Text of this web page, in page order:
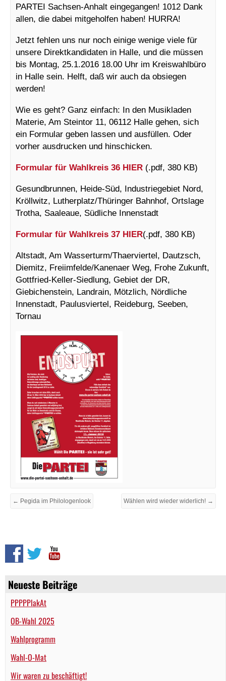
Neueste Beiträge
PPPPPlakAt
OB-Wahl 2025
Wahlprogramm
Wahl-O-Mat
Wir waren zu beschäftigt!
PARTEI Sachsen-Anhalt eingegangen! 1012 Dank
allen, die dabei mitgeholfen haben! HURRA!
Jetzt fehlen uns nur noch einige wenige viele für
unsere Direktkandidaten in Halle, und die müssen
bis Montag, 25.1.2016 18.00 Uhr im Kreiswahlbüro
in Halle sein. Helft, daß wir auch da obsiegen
werden!
Wie es geht? Ganz einfach: In den Musikladen
Materie, Am Steintor 11, 06112 Halle gehen, sich
ein Formular geben lassen und ausfüllen. Oder
vorher ausdrucken und hinschicken.
Formular für Wahlkreis 36 HIER (.pdf, 380 KB)
Gesundbrunnen, Heide-Süd, Industriegebiet Nord,
Kröllwitz, Lutherplatz/Thüringer Bahnhof, Ortslage
Trotha, Saaleaue, Südliche Innenstadt
Formular für Wahlkreis 37 HIER(.pdf, 380 KB)
Altstadt, Am Wasserturm/Thaerviertel, Dautzsch,
Diemitz, Freiimfelde/Kanenaer Weg, Frohe Zukunft,
Gottfried-Keller-Siedlung, Gebiet der DR,
Giebichenstein, Landrain, Mötzlich, Nördliche
Innenstadt, Paulusviertel, Reideburg, Seeben,
Tornau
← Pegida im Philologenlook Wählen wird wieder widerlich! →